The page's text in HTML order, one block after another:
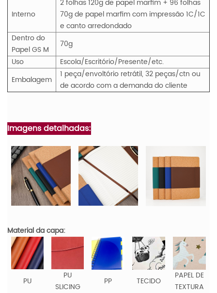
Interno
2 folhas 120g de papel marfim + 96 folhas
70g de papel marfim com impressão 1C/1C
e canto arredondado
Dentro do
PapelGS M
70g
Uso
Escola/Escritório/Presente/etc.
Embalagem
1 peça/envoltório retrátil, 32 peças/ctn ou
de acordo com a demanda do cliente
Imagens detalhadas:
Material da capa:
PU
PU
SLICING
PP TECIDO
PAPEL DE
TEXTURA